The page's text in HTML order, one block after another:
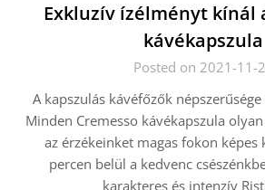
Exkluzív ízélményt kínál
kávékapszula
Posted on 2021-11-
A kapszulás kávéfőzők
Minden Cremesso kávékapszula
az érzékeinket magas fokon képes
percen belül a kedvenc
karakteres és intenzív